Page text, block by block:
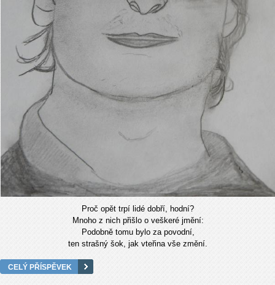
Proč opět trpí lidé dobří, hodní?
Mnoho z nich přišlo o veškeré jmění:
Podobně tomu bylo za povodní,
ten strašný šok, jak vteřina vše změní.
CELÝ PŘÍSPĚVEK